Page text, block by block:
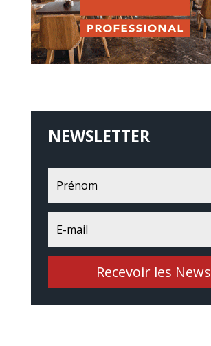
NEWSLETTER
Recevoir les News